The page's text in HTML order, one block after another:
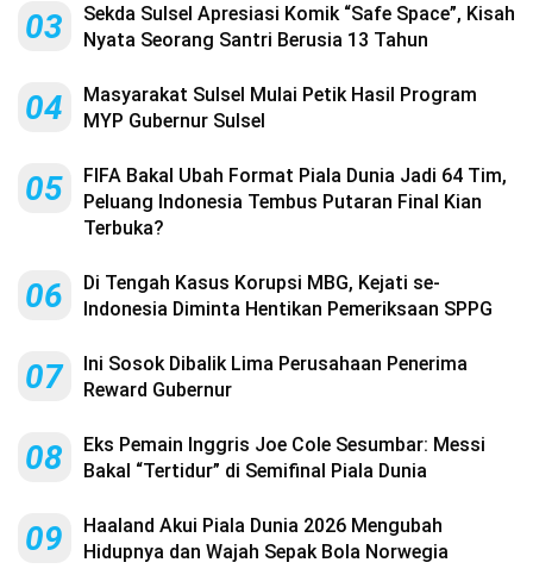
03
Sekda Sulsel Apresiasi Komik “Safe Space”, Kisah
Nyata Seorang Santri Berusia 13 Tahun
04
Masyarakat Sulsel Mulai Petik Hasil Program
MYP Gubernur Sulsel
05
FIFA Bakal Ubah Format Piala Dunia Jadi 64 Tim,
Peluang Indonesia Tembus Putaran Final Kian
Terbuka?
06
Di Tengah Kasus Korupsi MBG, Kejati se-
Indonesia Diminta Hentikan Pemeriksaan SPPG
07
Ini Sosok Dibalik Lima Perusahaan Penerima
Reward Gubernur
08
Eks Pemain Inggris Joe Cole Sesumbar: Messi
Bakal “Tertidur” di Semifinal Piala Dunia
09
Haaland Akui Piala Dunia 2026 Mengubah
Hidupnya dan Wajah Sepak Bola Norwegia